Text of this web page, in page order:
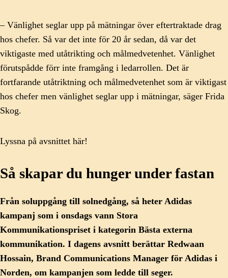
– Vänlighet seglar upp på mätningar över eftertraktade drag
hos chefer. Så var det inte för 20 år sedan, då var det
viktigaste med utåtrikting och målmedvetenhet. Vänlighet
förutspådde förr inte framgång i ledarrollen. Det är
fortfarande utåtriktning och målmedvetenhet som är viktigast
hos chefer men vänlighet seglar upp i mätningar, säger Frida
Skog.
Lyssna på avsnittet här!
Så skapar du hunger under fastan
Från soluppgång till solnedgång, så heter Adidas
kampanj som i onsdags vann Stora
Kommunikationspriset i kategorin Bästa externa
kommunikation. I dagens avsnitt berättar Redwaan
Hossain, Brand Communications Manager för Adidas i
Norden, om kampanjen som ledde till seger.